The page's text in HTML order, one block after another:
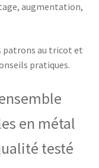
augmentation,
patrons au tricot et
pratiques.
en métal
testé